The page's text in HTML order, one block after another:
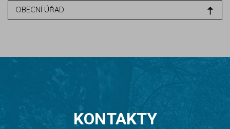
OBECNÍ ÚŘAD
KONTAKTY